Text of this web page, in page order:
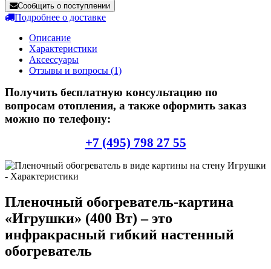
Сообщить о поступлении
Подробнее о доставке
Описание
Характеристики
Аксессуары
Отзывы и вопросы (1)
Получить бесплатную консультацию по
вопросам отопления, а также оформить заказ
можно по телефону:
+7 (495) 798 27 55
Пленочный обогреватель-картина
«Игрушки» (400 Вт) – это
инфракрасный гибкий настенный
обогреватель